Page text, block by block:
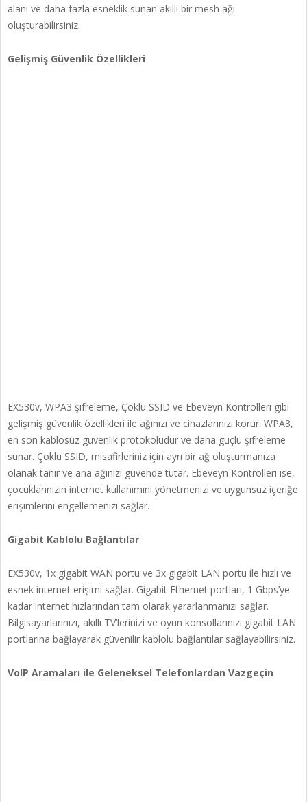
alanı ve daha fazla esneklik sunan akıllı bir mesh ağı
oluşturabilirsiniz.
Gelişmiş Güvenlik Özellikleri
EX530v, WPA3 şifreleme, Çoklu SSID ve Ebeveyn Kontrolleri gibi
gelişmiş güvenlik özellikleri ile ağınızı ve cihazlarınızı korur. WPA3,
en son kablosuz güvenlik protokolüdür ve daha güçlü şifreleme
sunar. Çoklu SSID, misafirleriniz için ayrı bir ağ oluşturmanıza
olanak tanır ve ana ağınızı güvende tutar. Ebeveyn Kontrolleri ise,
çocuklarınızın internet kullanımını yönetmenizi ve uygunsuz içeriğe
erişimlerini engellemenizi sağlar.
Gigabit Kablolu Bağlantılar
EX530v, 1x gigabit WAN portu ve 3x gigabit LAN portu ile hızlı ve
esnek internet erişimi sağlar. Gigabit Ethernet portları, 1 Gbps’ye
kadar internet hızlarından tam olarak yararlanmanızı sağlar.
Bilgisayarlarınızı, akıllı TV’lerinizi ve oyun konsollarınızı gigabit LAN
portlarına bağlayarak güvenilir kablolu bağlantılar sağlayabilirsiniz.
VoIP Aramaları ile Geleneksel Telefonlardan Vazgeçin